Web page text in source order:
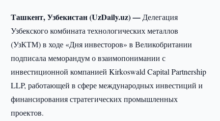
Ташкент, Узбекистан (UzDaily.uz) —Делегация
Узбекского комбината технологических металлов
(УзКТМ) в ходе «Дня инвесторов» в Великобритании
подписала меморандум о взаимопонимании с
инвестиционной компанией Kirkoswald Capital Partnership
LLP, работающей в сфере международных инвестиций и
финансирования стратегических промышленных
проектов.